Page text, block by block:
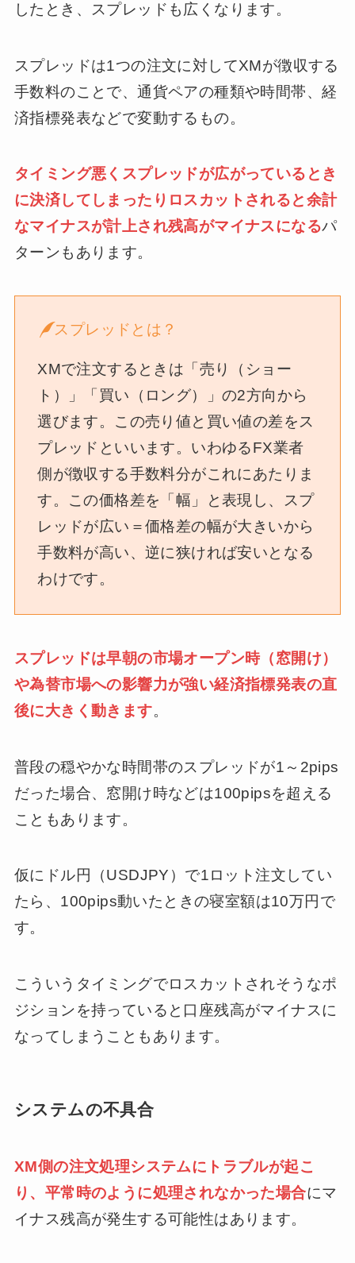
したとき、スプレッドも広くなります。
スプレッドは1つの注文に対してXMが徴収する
手数料のことで、通貨ペアの種類や時間帯、経
済指標発表などで変動するもの。
タイミング悪くスプレッドが広がっているとき
に決済してしまったりロスカットされると余計
なマイナスが計上され残高がマイナスになるパ
ターンもあります。
スプレッドとは？
XMで注文するときは「売り（ショー
ト）」「買い（ロング）」の2方向から
選びます。この売り値と買い値の差をス
プレッドといいます。いわゆるFX業者
側が徴収する手数料分がこれにあたりま
す。この価格差を「幅」と表現し、スプ
レッドが広い＝価格差の幅が大きいから
手数料が高い、逆に狭ければ安いとなる
わけです。
スプレッドは早朝の市場オープン時（窓開け）
や為替市場への影響力が強い経済指標発表の直
後に大きく動きます。
普段の穏やかな時間帯のスプレッドが1～2pips
だった場合、窓開け時などは100pipsを超える
こともあります。
仮にドル円（USDJPY）で1ロット注文してい
たら、100pips動いたときの寝室額は10万円で
す。
こういうタイミングでロスカットされそうなポ
ジションを持っていると口座残高がマイナスに
なってしまうこともあります。
システムの不具合
XM側の注文処理システムにトラブルが起こ
り、平常時のように処理されなかった場合にマ
イナス残高が発生する可能性はあります。